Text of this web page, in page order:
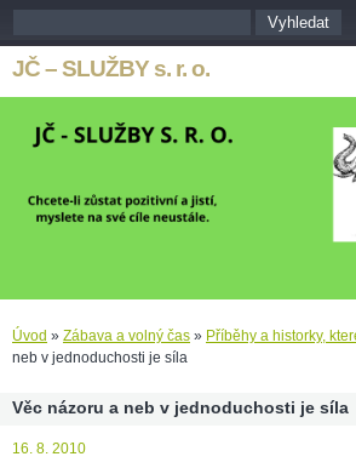
JČ – SLUŽBY s. r. o.
Úvod » Zábava a volný čas » Příběhy a historky,
neb v jednoduchosti je síla
Věc názoru a neb v jednoduchosti je síla
16. 8. 2010